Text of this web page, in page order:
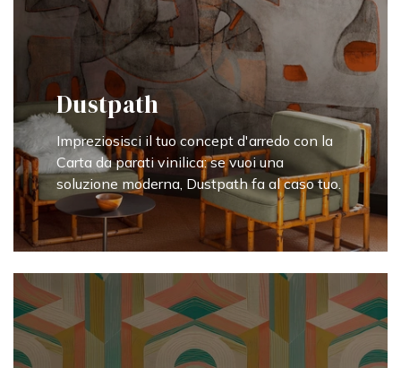
Dustpath
Impreziosisci il tuo concept d'arredo con la
Carta da parati vinilica: se vuoi una
soluzione moderna, Dustpath fa al caso tuo.